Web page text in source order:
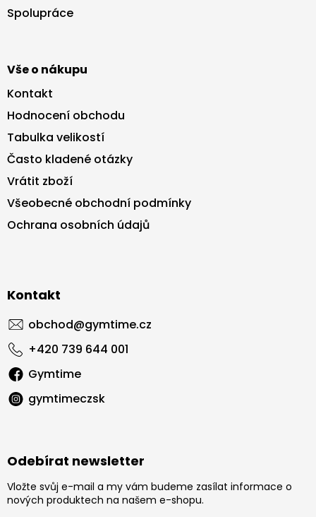
Spolupráce
Vše o nákupu
Kontakt
Hodnocení obchodu
Tabulka velikostí
Často kladené otázky
Vrátit zboží
Všeobecné obchodní podmínky
Ochrana osobních údajů
Kontakt
obchod@gymtime.cz
+420 739 644 001
Gymtime
gymtimeczsk
Odebírat newsletter
Vložte svůj e-mail a my vám budeme zasílat informace o
nových produktech na našem e-shopu.